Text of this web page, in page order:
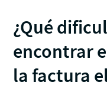
¿Qué
encontrar
la factura